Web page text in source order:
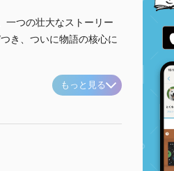
一つの壮大なストーリー
き、ついに物語の核心に
もっと見る